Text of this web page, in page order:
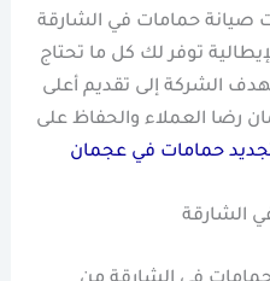
صيانة حمامات في الشارقة
توفر لك كل ما تحتاج
الشركة إلى تقديم أعلى
رضا العملاء والحفاظ على
حمامات في عجمان
الشارقة